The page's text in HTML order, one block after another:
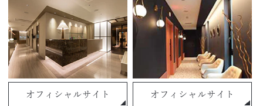
オフィシャルサイト オフィシャルサイト